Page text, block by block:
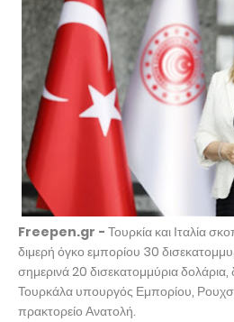
Freepen.gr - Τουρκία και Ιταλία
διμερή όγκο εμπορίου 30
σημερινά 20 δισεκατομμύρια
Τουρκάλα υπουργός Εμπορίου,
πρακτορείο Ανατολή.